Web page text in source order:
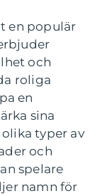
en populär
och
roliga
en
sina
typer av
och
spelare
namn för